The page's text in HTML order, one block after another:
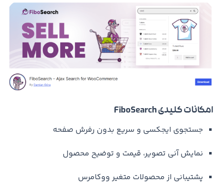
امکانات کلیدی FiboSearch
جستجوی ایجکسی و سریع بدون رفرش صفحه
نمایش آنی تصویر، قیمت و توضیح محصول
پشتیبانی از محصولات متغیر ووکامرس